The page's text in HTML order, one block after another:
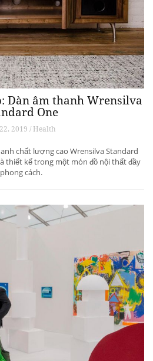
Dàn âm thanh Wrensilva
One
2019 / Health
chất lượng cao Wrensilva Standard
thiết kế trong một món đồ nội thất đầy
phong cách.